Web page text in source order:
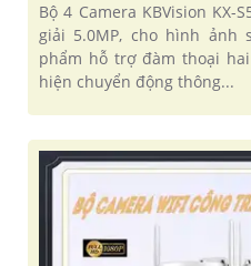
Bộ 4 Camera KBVision
giải 5.0MP, cho hình ảnh
phẩm hỗ trợ đàm thoại
hiện chuyển động thông...